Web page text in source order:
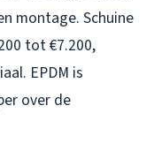
montage. Schuine
tot €7.200,
EPDM is
over de